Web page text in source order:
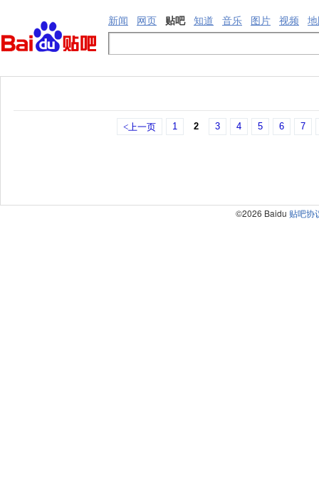
新闻 网页 贴吧 知道 音乐 图片 视频
<上一页 1 2 3 4 5 6 7
©2026 Baidu 贴吧协